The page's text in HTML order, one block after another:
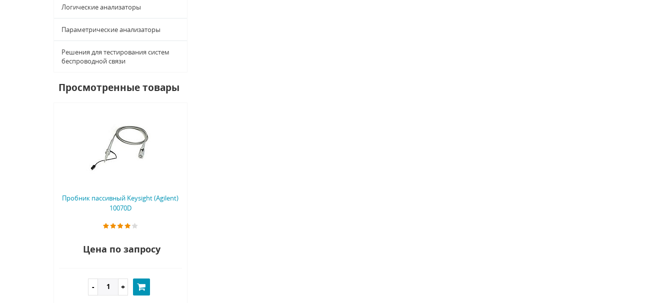
Логические анализаторы
Параметрические анализаторы
Решения для тестирования систем
беспроводной связи
Просмотренные товары
Пробник пассивный Keysight (Agilent)
10070D
Цена по запросу